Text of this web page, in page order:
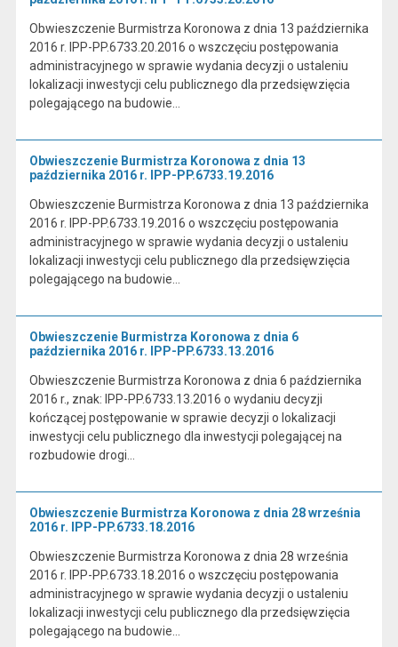
Obwieszczenie Burmistrza Koronowa z dnia 13 października
2016 r. IPP-PP.6733.20.2016 o wszczęciu postępowania
administracyjnego w sprawie wydania decyzji o ustaleniu
lokalizacji inwestycji celu publicznego dla przedsięwzięcia
polegającego na budowie…
Obwieszczenie Burmistrza Koronowa z dnia 13
października 2016 r. IPP-PP.6733.19.2016
Obwieszczenie Burmistrza Koronowa z dnia 13 października
2016 r. IPP-PP.6733.19.2016 o wszczęciu postępowania
administracyjnego w sprawie wydania decyzji o ustaleniu
lokalizacji inwestycji celu publicznego dla przedsięwzięcia
polegającego na budowie…
Obwieszczenie Burmistrza Koronowa z dnia 6
października 2016 r. IPP-PP.6733.13.2016
Obwieszczenie Burmistrza Koronowa z dnia 6 października
2016 r., znak: IPP-PP.6733.13.2016 o wydaniu decyzji
kończącej postępowanie w sprawie decyzji o lokalizacji
inwestycji celu publicznego dla inwestycji polegającej na
rozbudowie drogi…
Obwieszczenie Burmistrza Koronowa z dnia 28 września
2016 r. IPP-PP.6733.18.2016
Obwieszczenie Burmistrza Koronowa z dnia 28 września
2016 r. IPP-PP.6733.18.2016 o wszczęciu postępowania
administracyjnego w sprawie wydania decyzji o ustaleniu
lokalizacji inwestycji celu publicznego dla przedsięwzięcia
polegającego na budowie…